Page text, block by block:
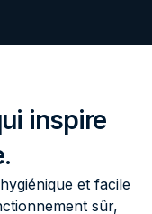
inspire
et facile
sûr,